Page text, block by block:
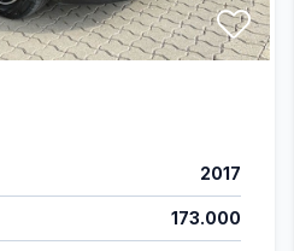
2017
173.000